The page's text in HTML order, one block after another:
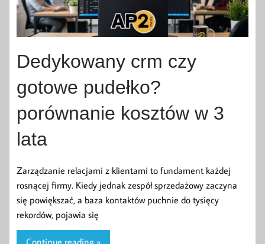
Dedykowany crm czy
gotowe pudełko?
porównanie kosztów w 3
lata
Zarządzanie relacjami z klientami to fundament każdej
rosnącej firmy. Kiedy jednak zespół sprzedażowy zaczyna
się powiększać, a baza kontaktów puchnie do tysięcy
rekordów, pojawia się